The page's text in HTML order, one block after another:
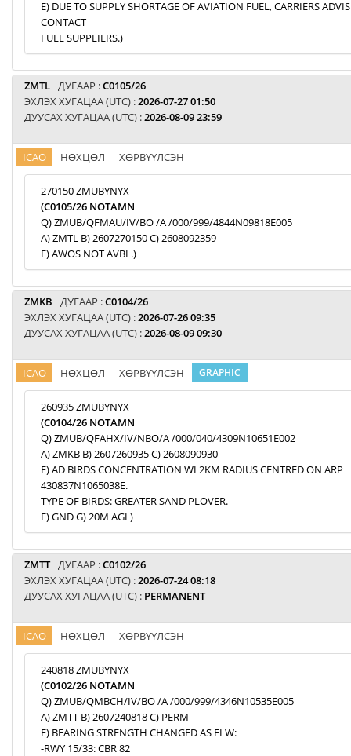
E) DUE TO SUPPLY SHORTAGE OF AVIATION FUEL, CARRIERS
CONTACT
FUEL SUPPLIERS.)
ZMTL ДУГААР :C0105/26
ЭХЛЭХ ХУГАЦАА (UTC) :2026-07-27 01:50
ДУУСАХ ХУГАЦАА (UTC) :2026-08-09 23:59
ICAO НӨХЦӨЛ ХӨРВҮҮЛСЭН
270150 ZMUBYNYX
(C0105/26 NOTAMN
Q) ZMUB/QFMAU/IV/BO /A /000/999/4844N09818E005
A) ZMTL B) 2607270150 C) 2608092359
E) AWOS NOT AVBL.)
ZMKB ДУГААР :C0104/26
ЭХЛЭХ ХУГАЦАА (UTC) :2026-07-26 09:35
ДУУСАХ ХУГАЦАА (UTC) :2026-08-09 09:30
ICAO НӨХЦӨЛ ХӨРВҮҮЛСЭН GRAPHIC
260935 ZMUBYNYX
(C0104/26 NOTAMN
Q) ZMUB/QFAHX/IV/NBO/A /000/040/4309N10651E002
A) ZMKB B) 2607260935 C) 2608090930
E) AD BIRDS CONCENTRATION WI 2KM RADIUS CENTRED ON ARP
430837N1065038E.
TYPE OF BIRDS: GREATER SAND PLOVER.
F) GND G) 20M AGL)
ZMTT ДУГААР :C0102/26
ЭХЛЭХ ХУГАЦАА (UTC) :2026-07-24 08:18
ДУУСАХ ХУГАЦАА (UTC) : PERMANENT
ICAO НӨХЦӨЛ ХӨРВҮҮЛСЭН
240818 ZMUBYNYX
(C0102/26 NOTAMN
Q) ZMUB/QMBCH/IV/BO /A /000/999/4346N10535E005
A) ZMTT B) 2607240818 C) PERM
E) BEARING STRENGTH CHANGED AS FLW:
-RWY 15/33: CBR 82